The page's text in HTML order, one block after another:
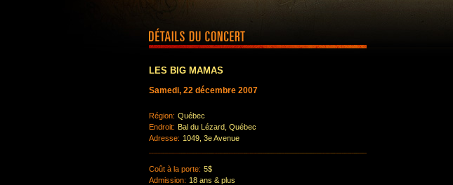
LES BIG MAMAS
Samedi, 22 décembre 2007
Région: Québec
Endroit: Bal du Lézard, Québec
Adresse: 1049, 3e Avenue
Coût à la porte: 5$
Admission: 18 ans & plus